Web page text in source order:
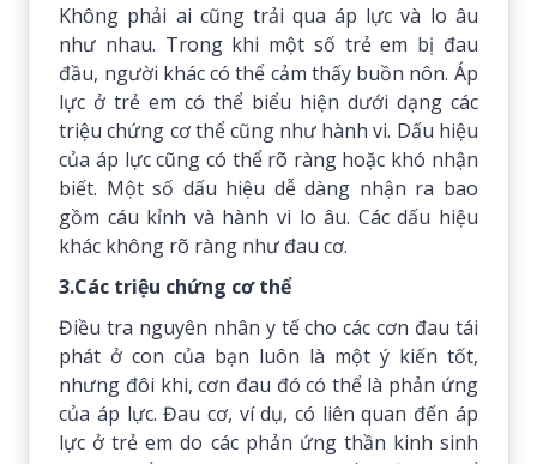
Không phải ai cũng trải qua áp lực và lo âu
như nhau. Trong khi một số trẻ em bị đau
đầu, người khác có thể cảm thấy buồn nôn. Áp
lực ở trẻ em có thể biểu hiện dưới dạng các
triệu chứng cơ thể cũng như hành vi. Dấu hiệu
của áp lực cũng có thể rõ ràng hoặc khó nhận
biết. Một số dấu hiệu dễ dàng nhận ra bao
gồm cáu kỉnh và hành vi lo âu. Các dấu hiệu
khác không rõ ràng như đau cơ.
3.Các triệu chứng cơ thể
Điều tra nguyên nhân y tế cho các cơn đau tái
phát ở con của bạn luôn là một ý kiến ​​tốt,
nhưng đôi khi, cơn đau đó có thể là phản ứng
của áp lực. Đau cơ, ví dụ, có liên quan đến áp
lực ở trẻ em do các phản ứng thần kinh sinh